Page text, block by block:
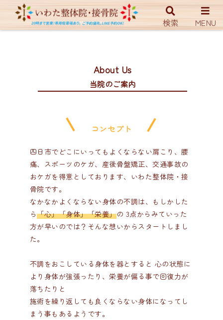
ホーム 当院のご案内
About Us
当院のご案内
コンセプト
四日市でどこにいってもよくならない肩こり、腰
痛、スポーツのケガ、産後骨盤矯正、交通事故の
おケガを得意としております、いわた整体院・接
骨院です。
なかなかよくならない身体の不調は、もしかした
ら「心」「身体」「栄養」の 3点からみていった
方が早いのでは？そんな想いからスタートしまし
た。
不調をおこしている身体を器とすると 心の状態に
より身体が強張ったり、栄養が偏る事で回復力が
落ちたりと
施術を繰り返しても良くならない身体になってし
まう事もあるようです。
検索 MENU